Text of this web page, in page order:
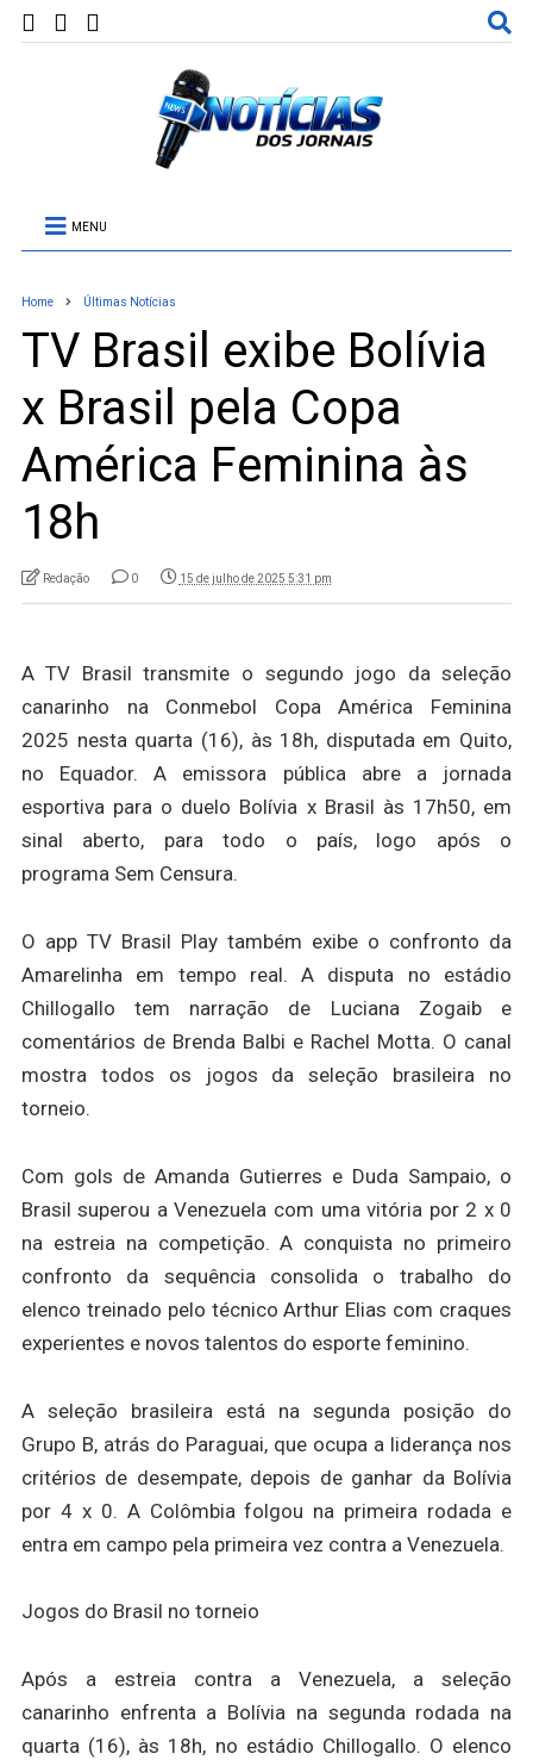
MENU
Home Últimas Notícias
TV Brasil exibe Bolívia
x Brasil pela Copa
América Feminina às
18h
Redação 0 15 de julho de 2025 5:31 pm
A TV Brasil transmite o segundo jogo da seleção
canarinho na Conmebol Copa América Feminina
2025 nesta quarta (16), às 18h, disputada em Quito,
no Equador. A emissora pública abre a jornada
esportiva para o duelo Bolívia x Brasil às 17h50, em
sinal aberto, para todo o país, logo após o
programa Sem Censura.
O app TV Brasil Play também exibe o confronto da
Amarelinha em tempo real. A disputa no estádio
Chillogallo tem narração de Luciana Zogaib e
comentários de Brenda Balbi e Rachel Motta. O canal
mostra todos os jogos da seleção brasileira no
torneio.
Com gols de Amanda Gutierres e Duda Sampaio, o
Brasil superou a Venezuela com uma vitória por 2 x 0
na estreia na competição. A conquista no primeiro
confronto da sequência consolida o trabalho do
elenco treinado pelo técnico Arthur Elias com craques
experientes e novos talentos do esporte feminino.
A seleção brasileira está na segunda posição do
Grupo B, atrás do Paraguai, que ocupa a liderança nos
critérios de desempate, depois de ganhar da Bolívia
por 4 x 0. A Colômbia folgou na primeira rodada e
entra em campo pela primeira vez contra a Venezuela.
Jogos do Brasil no torneio
Após a estreia contra a Venezuela, a seleção
canarinho enfrenta a Bolívia na segunda rodada na
quarta (16), às 18h, no estádio Chillogallo. O elenco